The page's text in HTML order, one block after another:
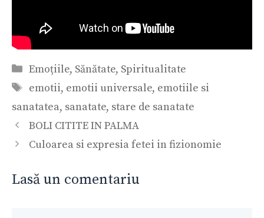
Categorii
Emoțiile, Sănătate, Spiritualitate
Etichete
emotii, emotii universale, emotiile si
sanatatea, sanatate, stare de sanatate
Navigare
în
BOLI CITITE IN PALMA
Culoarea si expresia fetei in fizionomie
Lasă un comentariu